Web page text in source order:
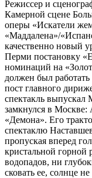
Режиссер и
Камерной сцене
оперы «Искатели
«Маддалена»/
качественно новый
Перми постановку
номинаций на
должен был
пост главного
спектакль
замкнулся в
«Демона». Его
спектаклю
пропуская вперед
кристальной горной
водопадов, ни
сковать ее, солнце